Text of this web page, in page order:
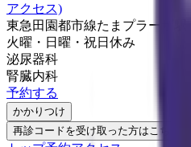
アクセス)
東急田園都市線たまプラーザ駅
火曜・日曜・祝日 休み
泌尿器科
腎臓内科
予約する
かかりつけ
再診コードを受け取った方はこちら